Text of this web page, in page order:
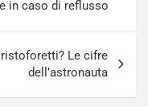
in caso di reflusso
Le cifre
dell’astronauta